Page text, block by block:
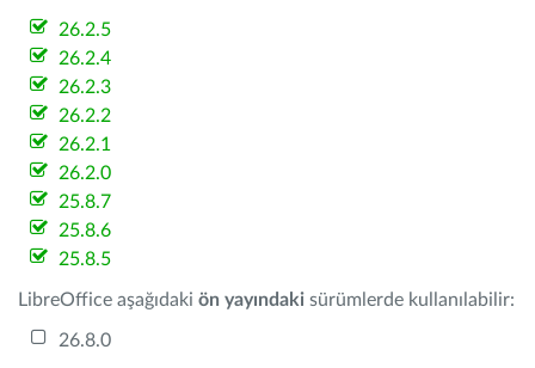
26.2.5
26.2.4
26.2.3
26.2.2
26.2.1
26.2.0
25.8.7
25.8.6
25.8.5
LibreOffice aşağıdaki ön yayındaki sürümlerde kullanılabilir:
26.8.0